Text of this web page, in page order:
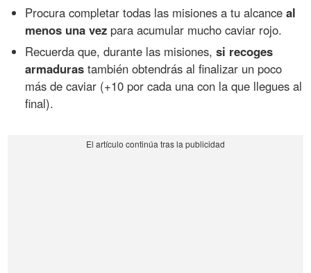
Procura completar todas las misiones a tu alcanceal
menos una vez para acumular mucho caviar rojo.
Recuerda que, durante las misiones,si recoges
armaduras también obtendrás al finalizar un poco
más de caviar (+10 por cada una con la que llegues al
final).